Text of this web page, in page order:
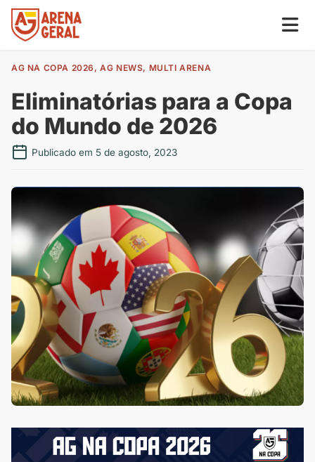
AG NA COPA 2026 ,AG NEWS, MULTI ARENA
Eliminatórias para a Copa
do Mundo de 2026
Publicado em 5 de agosto, 2023